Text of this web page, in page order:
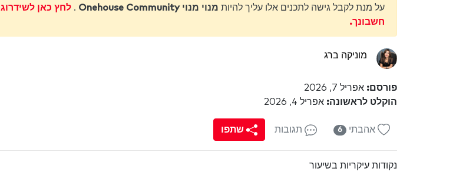
על מנת לקבל גישה לתכנים אלו עליך להיות מנוי מנוי Onehouse Community . לחץ כאן לשידרוג
חשבונך.
מוניקה ברג
פורסם: אפריל 7, 2026
הוקלט לראשונה: אפריל 4, 2026
אהבתי 6 תגובות שתפו
נקודות עיקריות בשיעור